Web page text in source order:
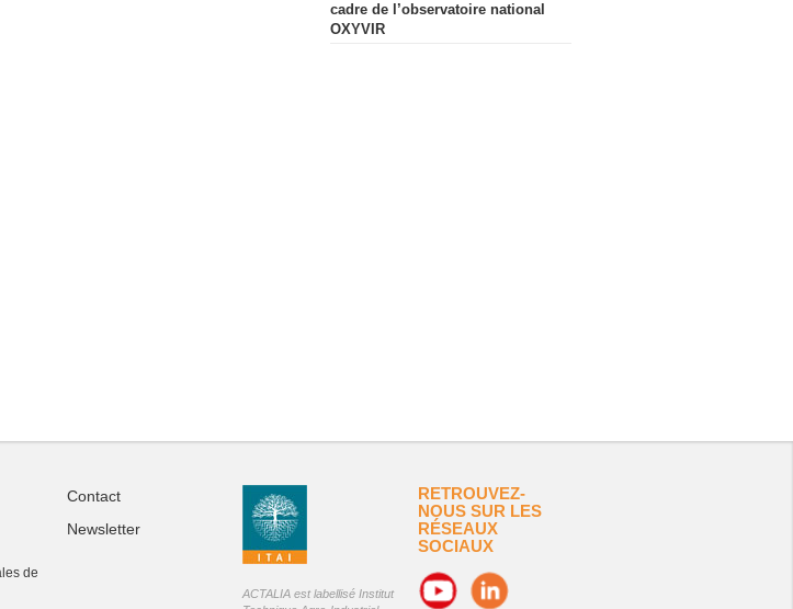
cadre de l’observatoire national
OXYVIR
de
Contact
Newsletter
ACTALIA est labellisé Institut
RETROUVEZ-
NOUS SUR LES
RÉSEAUX
SOCIAUX